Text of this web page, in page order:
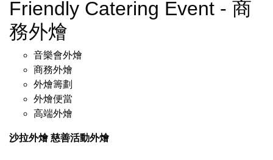
Friendly Catering Event - 商
務外燴
音樂會外燴
商務外燴
外燴籌劃
外燴便當
高端外燴
沙拉外燴 慈善活動外燴